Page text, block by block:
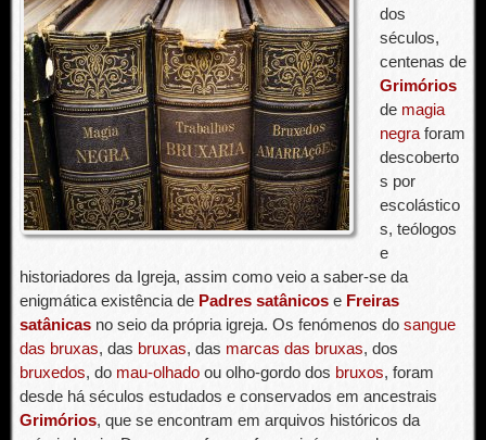
dos
séculos,
centenas de
Grimórios
de magia
negraforam
descoberto
s por
escolástico
s, teólogos
e
historiadores da Igreja, assim como veio a saber-se da
enigmática existência de Padres satânicose Freiras
satânicasno seio da própria igreja. Os fenómenos do sangue
das bruxas, das bruxas, das marcas das bruxas, dos
bruxedos, do mau-olhadoou olho-gordo dos bruxos, foram
desde há séculos estudados e conservados em ancestrais
Grimórios, que se encontram em arquivos históricos da